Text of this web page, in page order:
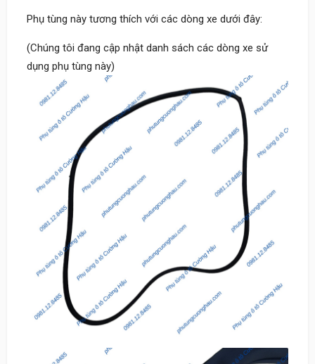
Phụ tùng này tương thích với các dòng xe dưới đây:
(Chúng tôi đang cập nhật danh sách các dòng xe sử
dụng phụ tùng này)